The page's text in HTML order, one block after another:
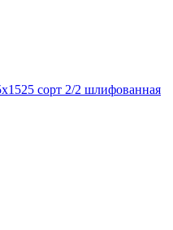
сорт 2/2 шлифованная